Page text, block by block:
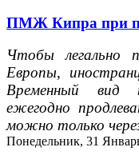
ПМЖ Кипра при
Чтобы легально
Европы,
Временный вид
ежегодно
можно только
Понедельник, 31